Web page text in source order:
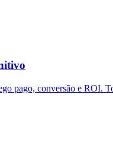
pago, conversão e ROI.